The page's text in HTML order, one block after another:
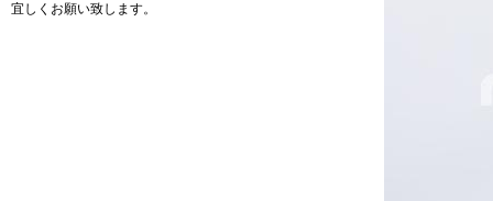
宜しくお願い致します。